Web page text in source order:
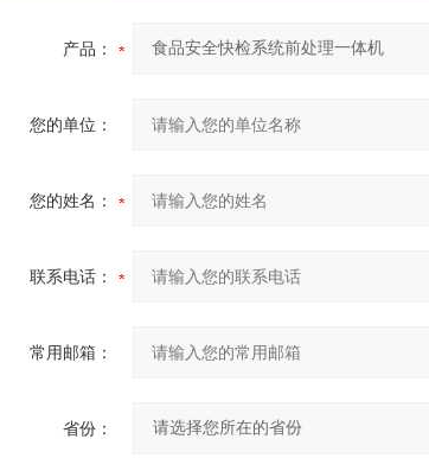
产品：
您的单位：
您的姓名：
联系电话：
常用邮箱：
省份：